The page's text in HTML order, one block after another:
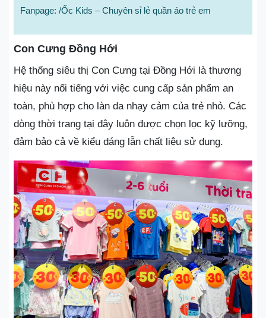
Fanpage: /Ốc Kids – Chuyên sỉ lẻ quần áo trẻ em
Con Cưng Đồng Hới
Hệ thống siêu thị Con Cưng tại Đồng Hới là thương
hiệu này nổi tiếng với việc cung cấp sản phẩm an
toàn, phù hợp cho làn da nhạy cảm của trẻ nhỏ. Các
dòng thời trang tại đây luôn được chọn lọc kỹ lưỡng,
đảm bảo cả về kiểu dáng lẫn chất liệu sử dụng.